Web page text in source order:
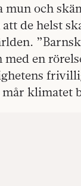
mun och
de helst
en
klimatet